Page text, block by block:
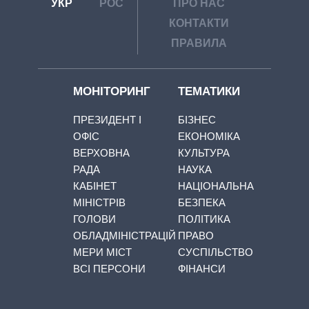
УКР РОС
ПРО НАС
КОНТАКТИ
ПРАВИЛА
МОНІТОРИНГ
ПРЕЗИДЕНТ І
ОФІС
ВЕРХОВНА
РАДА
КАБІНЕТ
МІНІСТРІВ
ГОЛОВИ
ОБЛАДМІНІСТРАЦІЙ
МЕРИ МІСТ
ВСІ ПЕРСОНИ
ТЕМАТИКИ
БІЗНЕС
ЕКОНОМІКА
КУЛЬТУРА
НАУКА
НАЦІОНАЛЬНА
БЕЗПЕКА
ПОЛІТИКА
ПРАВО
СУСПІЛЬСТВО
ФІНАНСИ